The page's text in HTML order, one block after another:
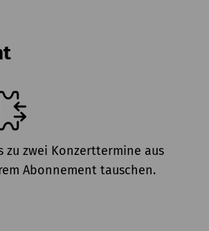
zu zwei Konzerttermine aus
Abonnement tauschen.